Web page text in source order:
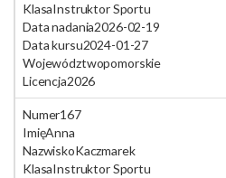
KlasaInstruktor Sportu
Data nadania2026-02-19
Data kursu2024-01-27
Województwopomorskie
Licencja2026
Numer167
ImięAnna
NazwiskoKaczmarek
KlasaInstruktor Sportu